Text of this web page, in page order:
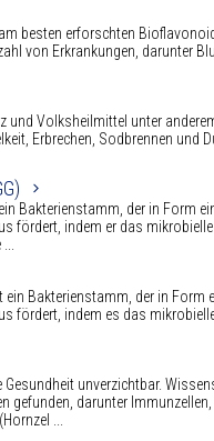
besten erforschten
von Erkrankungen, darunter
und Volksheilmittel unter
Erbrechen, Sodbrennen
Bakterienstamm, der in Form
fördert, indem er das
Bakterienstamm, der in
fördert, indem es das
unverzichtbar.
gefunden, darunter
...